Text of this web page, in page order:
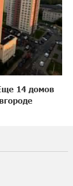
14 домов